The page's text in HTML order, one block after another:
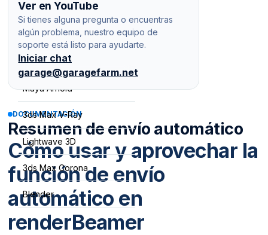
Escena de V-Ray
Maya V-Ray
Maya Redshift
Maya Arnold
3ds Max V-Ray
Lightwave 3D
3ds Max Corona
Blender
Plugin de LightWave no aparece en la
barra de herramientas.
Cómo utilizar y optimizar la ejecución
por fotograma (FPE)
Ver en YouTube
Si tienes alguna pregunta o encuentras
algún problema, nuestro equipo de
soporte está listo para ayudarte.
Iniciar chat
garage@garagefarm.net
DOCUMENTACIÓN
Resumen de envío automático
Cómo usar y aprovechar la
función de envío
automático en
renderBeamer